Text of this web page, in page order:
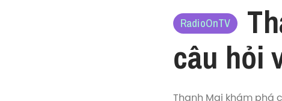
RadioOnTV
câu hỏi
Thanh Mai khám phá